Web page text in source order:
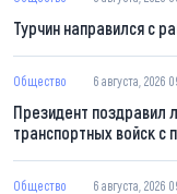
Турчин направился с
Общество 6 августа, 2026
Президент поздравил
транспортных войск
Общество 6 августа, 2026